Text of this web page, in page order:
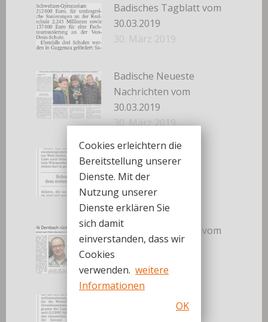
Badisches Tagblatt vom
30.03.2019
30. März 2019
Badische Neueste
Nachrichten vom
30.03.2019
30. März 2019
Badische Neueste
Nachrichten vom
27.03.2019
27. März 2019
Badisches Tagblatt vom
27.03.2019
27. März 2019
Badische Neueste
Nachrichten vom
Cookies erleichtern die
Bereitstellung unserer
Dienste. Mit der
Nutzung unserer
Dienste erklären Sie
sich damit
einverstanden, dass wir
Cookies
verwenden. weitere
Informationen
OK